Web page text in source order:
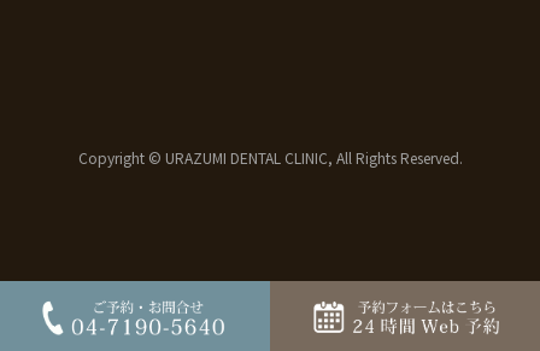
Copyright © URAZUMI DENTAL CLINIC, All Rights Reserved.